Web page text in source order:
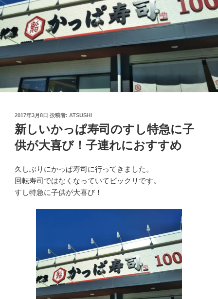
投
稿
日:
2017年3月8日 投稿者: ATSUSHI
新しいかっぱ寿司のすし特急に子
供が大喜び！子連れにおすすめ
久しぶりにかっぱ寿司に行ってきました。
回転寿司ではなくなっていてビックリです。
すし特急に子供が大喜び！